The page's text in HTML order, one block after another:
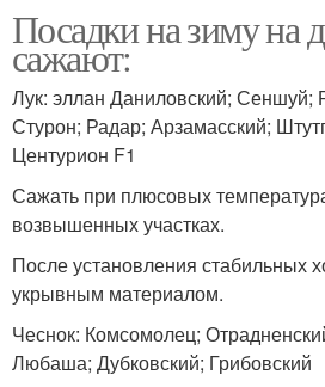
Посадки на зиму на
сажают:
Лук: эллан Даниловский; Сеншуй;
Стурон; Радар; Арзамасский;
Центурион F1
Сажать при плюсовых
возвышенных участках.
После установления стабильных
укрывным материалом.
Чеснок: Комсомолец;
Любаша; Дубковский; Грибовский